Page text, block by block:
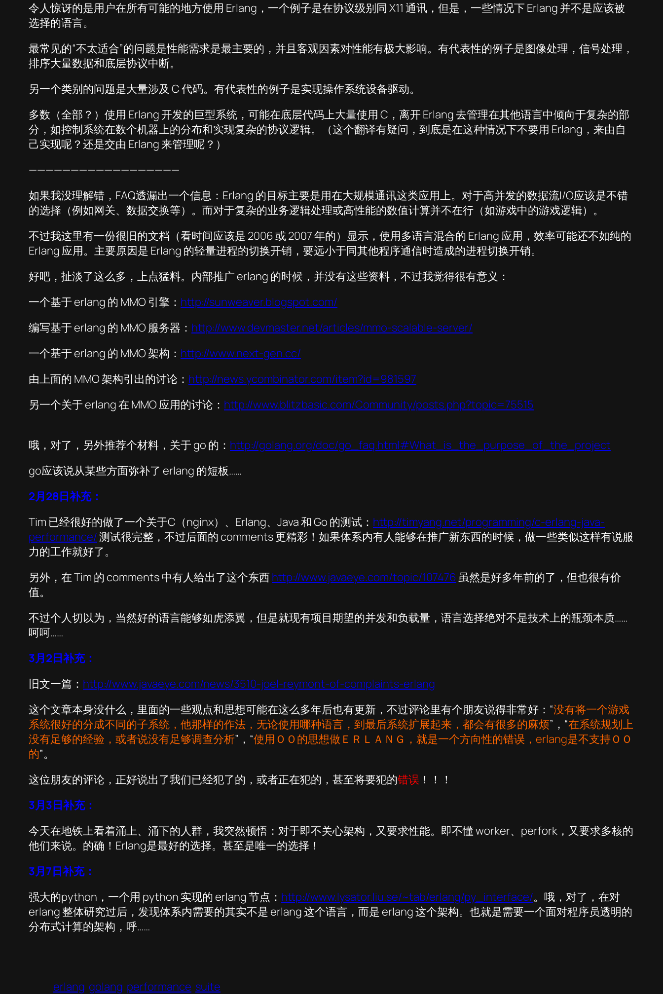
令人惊讶的是用户在所有可能的地方使用 Erlang，一个例子是在协议级别同 X11 通讯，但是，一些情况下 Erlang 并不是应该被
选择的语言。
最常见的“不太适合”的问题是性能需求是最主要的，并且客观因素对性能有极大影响。有代表性的例子是图像处理，信号处理，
排序大量数据和底层协议中断。
另一个类别的问题是大量涉及 C 代码。有代表性的例子是实现操作系统设备驱动。
多数（全部？）使用 Erlang 开发的巨型系统，可能在底层代码上大量使用 C，离开 Erlang 去管理在其他语言中倾向于复杂的部
分，如控制系统在数个机器上的分布和实现复杂的协议逻辑。（这个翻译有疑问，到底是在这种情况下不要用 Erlang，来由自
己实现呢？还是交由 Erlang 来管理呢？）
——————————————————
如果我没理解错，FAQ透漏出一个信息：Erlang 的目标主要是用在大规模通讯这类应用上。对于高并发的数据流I/O应该是不错
的选择（例如网关、数据交换等）。而对于复杂的业务逻辑处理或高性能的数值计算并不在行（如游戏中的游戏逻辑）。
不过我这里有一份很旧的文档（看时间应该是 2006 或 2007 年的）显示，使用多语言混合的 Erlang 应用，效率可能还不如纯的
Erlang 应用。主要原因是 Erlang 的轻量进程的切换开销，要远小于同其他程序通信时造成的进程切换开销。
好吧，扯淡了这么多，上点猛料。内部推广 erlang 的时候，并没有这些资料，不过我觉得很有意义：
一个基于 erlang 的 MMO 引擎： http://sunweaver.blogspot.com/
编写基于 erlang 的 MMO 服务器： http://www.devmaster.net/articles/mmo-scalable-server/
一个基于 erlang 的 MMO 架构： http://www.next-gen.cc/
由上面的 MMO 架构引出的讨论： http://news.ycombinator.com/item?id=981597
另一个关于 erlang 在 MMO 应用的讨论： http://www.blitzbasic.com/Community/posts.php?topic=75515
哦，对了，另外推荐个材料，关于 go 的： http://golang.org/doc/go_faq.html#What_is_the_purpose_of_the_project
go应该说从某些方面弥补了 erlang 的短板……
2月28日补充：
Tim 已经很好的做了一个关于C（nginx）、Erlang、Java 和 Go 的测试： http://timyang.net/programming/c-erlang-java-
performance/测试很完整，不过后面的 comments 更精彩！如果体系内有人能够在推广新东西的时候，做一些类似这样有说服
力的工作就好了。
另外，在 Tim 的 comments 中有人给出了这个东西 http://www.javaeye.com/topic/107476虽然是好多年前的了，但也很有价
值。
不过个人切以为，当然好的语言能够如虎添翼，但是就现有项目期望的并发和负载量，语言选择绝对不是技术上的瓶颈本质……
呵呵……
3月2日补充：
旧文一篇： http://www.javaeye.com/news/3510-joel-reymont-of-complaints-erlang
这个文章本身没什么，里面的一些观点和思想可能在这么多年后也有更新，不过评论里有个朋友说得非常好：“没有将一个游戏
系统很好的分成不同的子系统，他那样的作法，无论使用哪种语言，到最后系统扩展起来，都会有很多的麻烦”，“在系统规划上
没有足够的经验，或者说没有足够调查分析”，“使用ＯＯ的思想做ＥＲＬＡＮＧ，就是一个方向性的错误，erlang是不支持ＯＯ
的”。
这位朋友的评论，正好说出了我们已经犯了的，或者正在犯的，甚至将要犯的错误 ！！！
3月3日补充：
今天在地铁上看着涌上、涌下的人群，我突然顿悟：对于即不关心架构，又要求性能。即不懂 worker、perfork，又要求多核的
他们来说。的确！Erlang是最好的选择。甚至是唯一的选择！
3月7日补充：
强大的python，一个用 python 实现的 erlang 节点： http://www.lysator.liu.se/~tab/erlang/py_interface/。哦，对了，在对
erlang 整体研究过后，发现体系内需要的其实不是 erlang 这个语言，而是 erlang 这个架构。也就是需要一个面对程序员透明的
分布式计算的架构，呼……
erlang golang performance suite